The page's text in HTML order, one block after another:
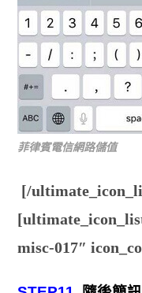
菲律賓電信網路儲值
[/
misc-017″